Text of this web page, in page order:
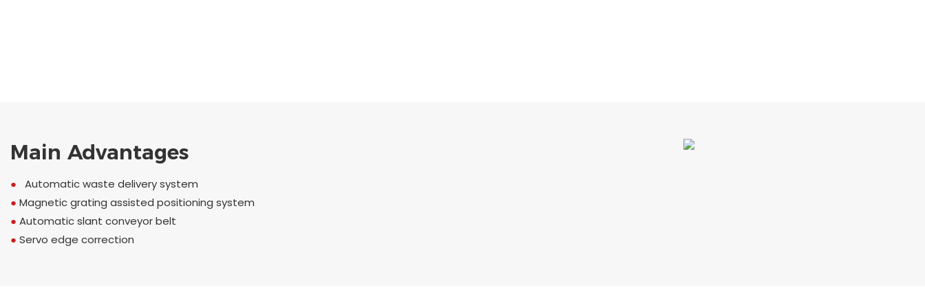
Main Advantages
●
Automatic waste delivery system
● Magnetic grating assisted positioning system
● Automatic slant conveyor belt
● Servo edge correction